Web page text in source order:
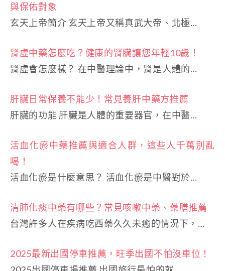
與保佑對象
玄天上帝簡介 玄天上帝又稱真武大帝、北極…
腎虛中藥怎麼吃？健康的腎臟讓您年輕10歲！
腎虛會怎麼樣？ 在中醫理論中，腎是人體的…
肝臟日常保養不能少！常見養肝中藥方推薦
肝臟的功能 肝臟是人體的重要器官，在中醫…
活血化瘀中藥推薦與適合人群，這些人千萬別亂
喝！
活血化瘀是什麼意思？ 活血化瘀是中醫對於…
清肺化痰中藥有哪些？常見咳嗽中藥、藥膳推薦
台灣許多人在疾病吃西藥久久未癒的情況下，…
2025最新出國停車推薦，旺季出國不怕沒車位！